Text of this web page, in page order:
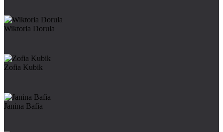
Wiktoria Dorula
Zofia Kubik
Janina Bafia